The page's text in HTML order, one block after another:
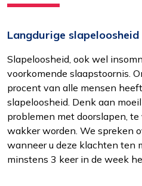
Langdurige slapeloosheid
Slapeloosheid, ook wel
voorkomende slaapstoornis.
procent van alle mensen
slapeloosheid. Denk aan
problemen met doorslapen,
wakker worden. We spreken
wanneer u deze klachten ten
minstens 3 keer in de week